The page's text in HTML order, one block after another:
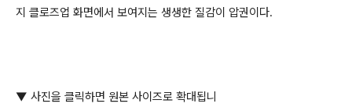
지 클로즈업 화면에서 보여지는 생생한 질감이 압권이다.
▼ 사진을 클릭하면 원본 사이즈로 확대됩니